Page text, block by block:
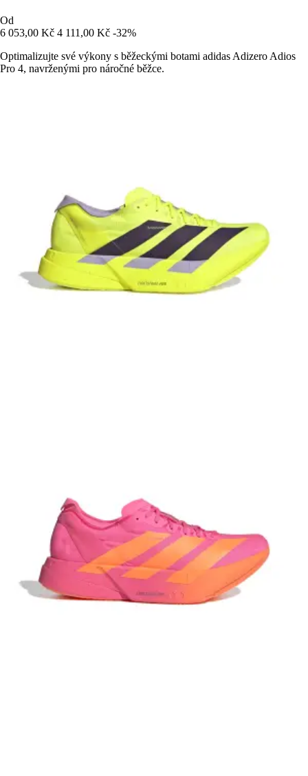
Od
6 053,00 Kč 4 111,00 Kč -32%
Optimalizujte své výkony s běžeckými botami adidas Adizero Adios
Pro 4, navrženými pro náročné běžce.